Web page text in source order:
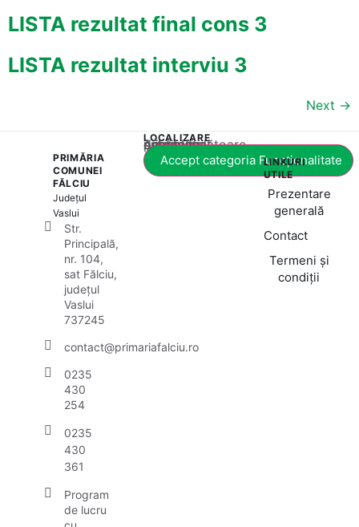
LISTA rezultat final cons 3
LISTA rezultat interviu 3
Next →
PRIMĂRIA
COMUNEI
FĂLCIU
Județul
Vaslui
Str.
Principală,
nr. 104,
sat Fălciu,
județul
Vaslui
737245
contact@primariafalciu.ro
0235
430
254
0235
430
361
Program
de lucru
LOCALIZARE
Acest conținut este blocat până când acceptați categoria corespunzătoare de cookie-uri.
Accept categoria Funcționalitate
LINKURI
UTILE
Prezentare
generală
Contact
Termeni și
condiții